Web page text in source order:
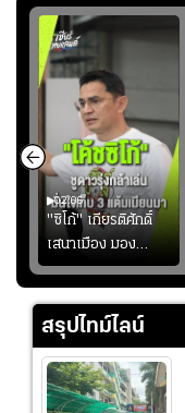
02:06
"ซิโก้" เกียรติศักดิ์
เสนาเมือง มอง
ว่าการเปิดโอกาสให้
แข้งดาวรุ่งลงสนาม
อย่างต่อเนื่อง
สรุปไทม์ไลน์